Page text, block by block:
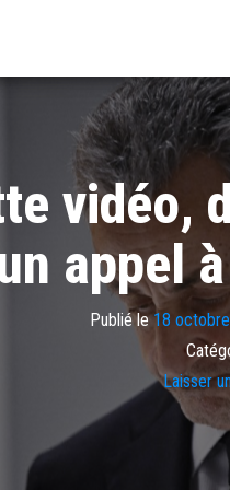
vidéo,
appel
Publié le18
Laisser